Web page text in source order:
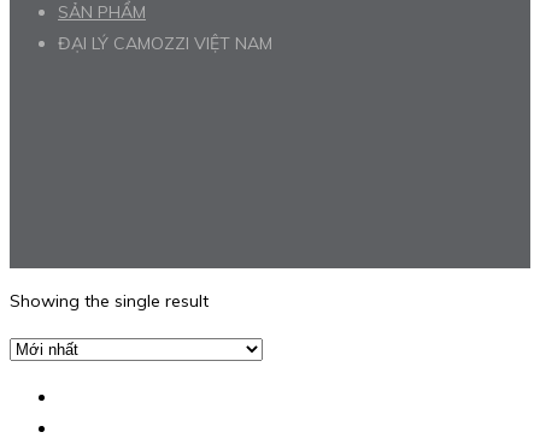
SẢN PHẨM
ĐẠI LÝ CAMOZZI VIỆT NAM
Showing the single result